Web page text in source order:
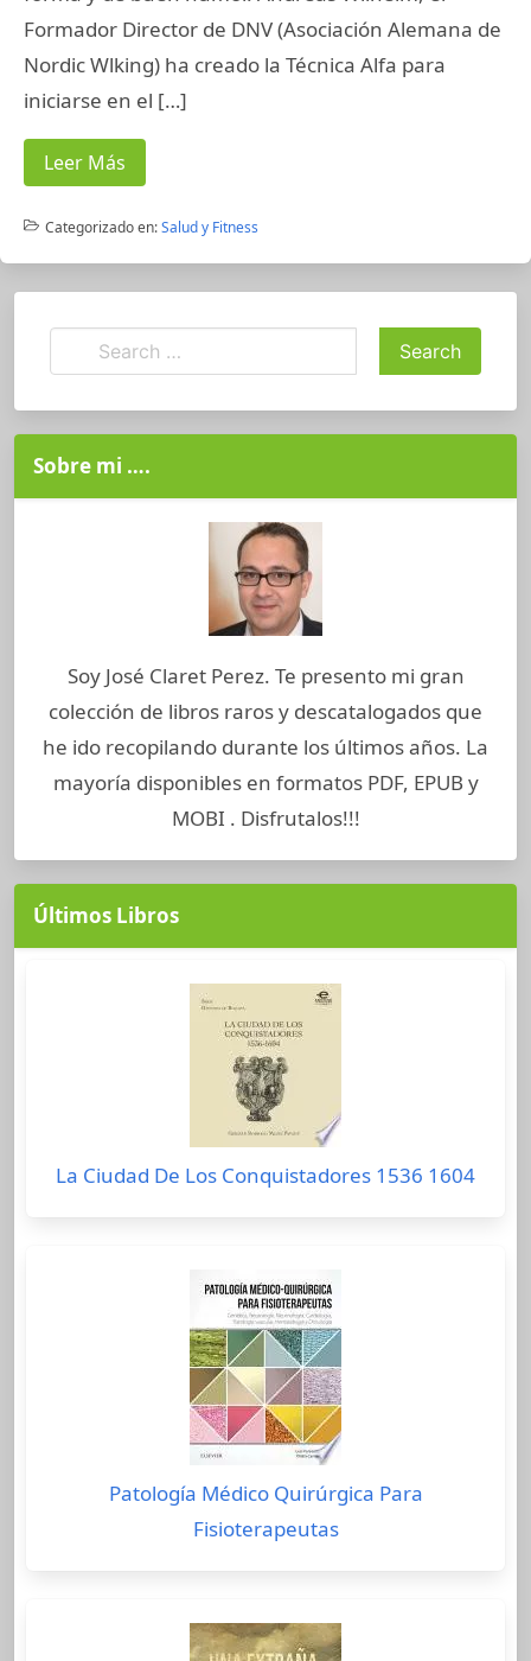
Formador Director de DNV (Asociación Alemana de
Nordic Wlking) ha creado la Técnica Alfa para
iniciarse en el […]
Leer Más
Categorizado en:Salud y Fitness
Sobre mi ….
Soy José Claret Perez. Te presento mi gran
colección de libros raros y descatalogados que
he ido recopilando durante los últimos años. La
mayoría disponibles en formatos PDF, EPUB y
MOBI . Disfrutalos!!!
Últimos Libros
La Ciudad De Los Conquistadores 1536 1604
Patología Médico Quirúrgica Para
Fisioterapeutas